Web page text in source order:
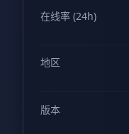
在线率 (24h)
地区
版本